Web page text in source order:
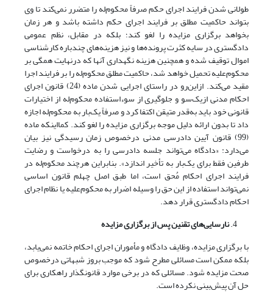
طولانی شدن فرایند اجرای حکم صرفاً محکوم‌له را متضرر نمی‌کند تا وی
بتواند حاکمیت مطلق بر فرایند اجرای حکم داشته ‌باشد و هر زمان
بخواهد برگزاری مزایده را لغو کند؛ بلکه در مقابل، نظم عمومی
دادگستری در سایه کثرت پرونده‌ها و نیز هزینه‌های چندباره کارشناسی
اموال توقیف‌ شده و همچنین هزینه نگهداری آنها که درنهایت همگی بر
محکوم‌علیه تحمیل خواهد شد، حاکمیت مطلق محکوم‌له را بر فرایند اجرا
مقید می‌کند. ازاین‌رو در راستای اجرایی شدن ماده (24) قانون اجرای
احکام مدنی از‌یک‌سو و جلوگیری از سوءاستفاده محکوم‌له از اختیارات
قانونی خود باید به‌قدر متیقن اکتفا کرد و صرفاً یک‌بار به محکوم‌له اجازه
داد تا بدون ارائه دلیل موجه برگزاری مزایده را لغو کند. کمااینکه ماده
(99) قانون آیین دادرسی مدنی درخصوص زمان رسیدگی نیز بیان
می‌دارد: «دادگاه می‌تواند جلسه دادرسی را به درخواست و رضایت
طرفین فقط برای یک‌بار به تأخیر اندازد». بنابراین هرچند محکوم‌له در
فرایند اجرای احکام مُحق است، اما طبق اصل چهلم قانون اساسی
نمی‌تواند استفاده از این حق را وسیله اضرار به محکوم‌علیه یا نظام اجرای
احکام دادگستری قرار دهد.
نارساییهای تقنین پس از برگزاری مزایده
با برگزاری مزایده، وظایف دادگاه و مأموران اجرای احکام خاتمه نمی‌یابد،
بلکه ممکن است مسائلی مطرح شود که موجب بروز شبهاتی درخصوص
صحت مزایده شود. مسائلی که در برخی موارد قانونگذار راهکاری برای
حل آن پیش‌بینی نکرده‌ است.